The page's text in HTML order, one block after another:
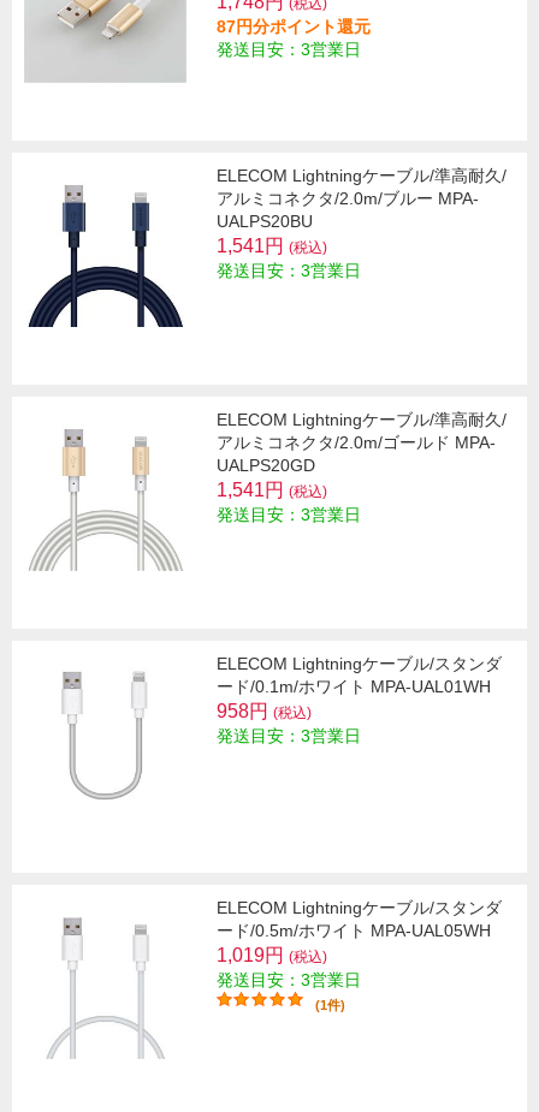
(税込)
87円分ポイント還元
発送目安：3営業日
ELECOM Lightningケーブル/準高耐久/
アルミコネクタ/2.0m/ブルー MPA-
UALPS20BU
1,541円 (税込)
発送目安：3営業日
ELECOM Lightningケーブル/準高耐久/
アルミコネクタ/2.0m/ゴールド MPA-
UALPS20GD
1,541円 (税込)
発送目安：3営業日
ELECOM Lightningケーブル/スタンダ
ード/0.1m/ホワイト MPA-UAL01WH
958円 (税込)
発送目安：3営業日
ELECOM Lightningケーブル/スタンダ
ード/0.5m/ホワイト MPA-UAL05WH
1,019円 (税込)
発送目安：3営業日
(1件)